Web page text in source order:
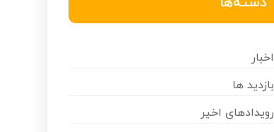
اخبار
بازدید ها
رویدادهای اخیر